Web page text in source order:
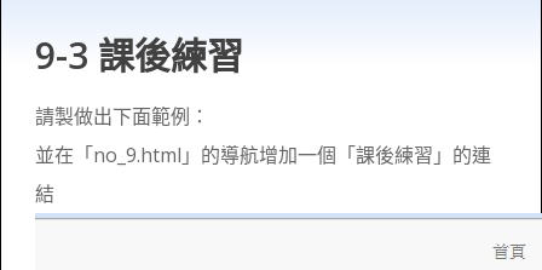
9-3 課後練習
請製做出下面範例：
並在「no_9.html」的導航增加一個「課後練習」的連
結